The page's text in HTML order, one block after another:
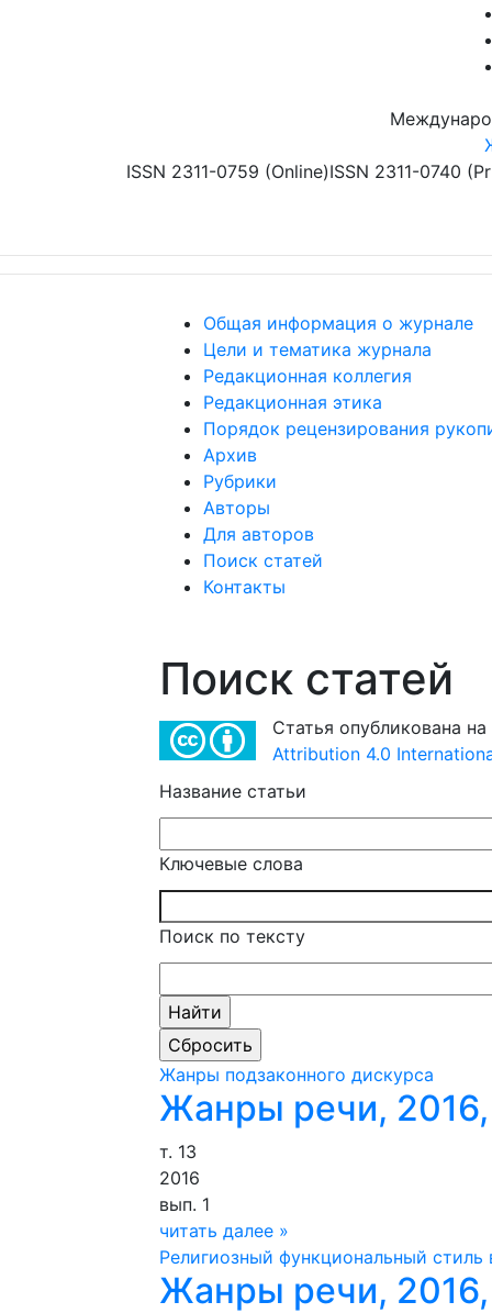
ISSN 2311-0759 (Online)ISSN 2311-0740
Общая информация о журнале
Цели и тематика журнала
Редакционная коллегия
Редакционная этика
Порядок рецензирования
Архив
Рубрики
Авторы
Для авторов
Поиск статей
Контакты
Поиск статей
Статья опубликована
Attribution 4.0
Название статьи
Ключевые слова
Поиск по тексту
Жанры подзаконного дискурса
Жанры речи,
т. 13
2016
вып. 1
читать далее »
Религиозный функциональный
Жанры речи,